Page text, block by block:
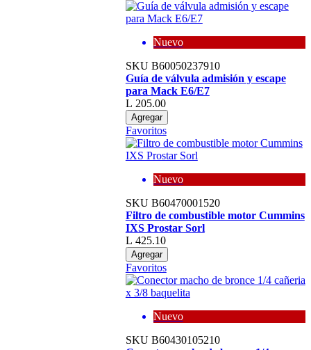
Nuevo
SKU B60050237910
Guía de válvula admisión y escape
para Mack E6/E7
L 205.00
Agregar
Favoritos
Nuevo
SKU B60470001520
Filtro de combustible motor Cummins
IXS Prostar Sorl
L 425.10
Agregar
Favoritos
Nuevo
SKU B60430105210